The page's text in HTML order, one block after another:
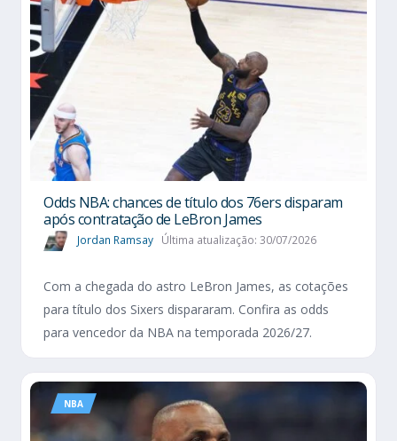
Odds NBA: chances de título dos 76ers disparam
após contratação de LeBron James
Jordan Ramsay Última atualização: 30/07/2026
Com a chegada do astro LeBron James, as cotações
para título dos Sixers dispararam. Confira as odds
para vencedor da NBA na temporada 2026/27.
NBA